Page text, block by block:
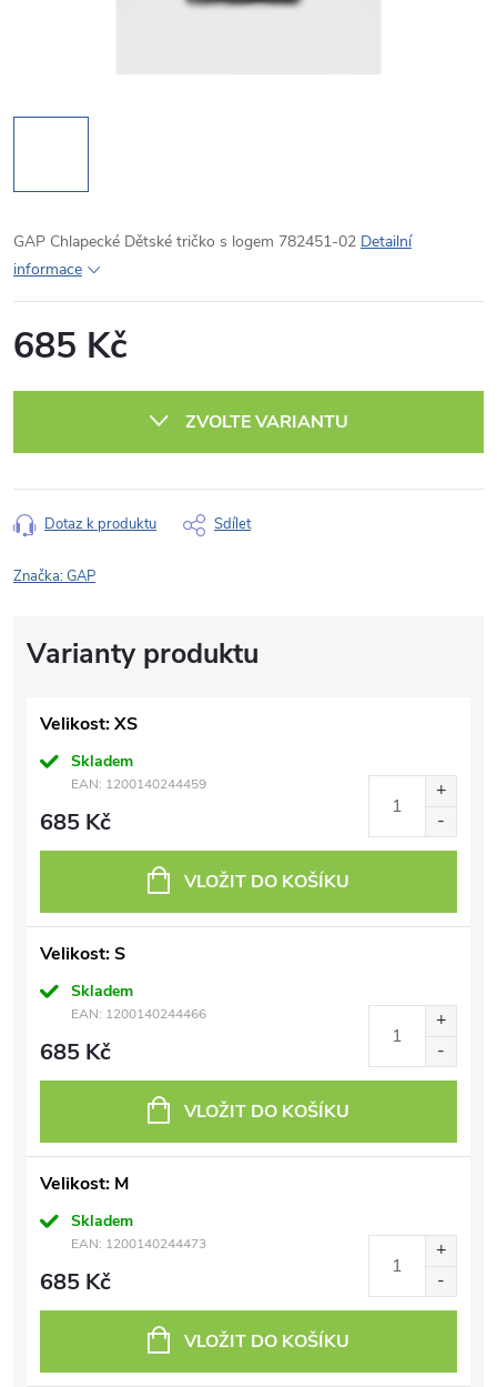
GAP Chlapecké Dětské tričko s logem 782451-02 Detailní
informace
685 Kč
ZVOLTE VARIANTU
Dotaz k produktu Sdílet
Značka:GAP
Velikost: XS
Skladem
EAN: 1200140244459
685 Kč
VLOŽIT DO KOŠÍKU
Velikost: S
Skladem
EAN: 1200140244466
685 Kč
VLOŽIT DO KOŠÍKU
Velikost: M
Skladem
EAN: 1200140244473
685 Kč
VLOŽIT DO KOŠÍKU